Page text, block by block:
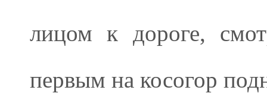
лицом к дороге,
первым на косогор